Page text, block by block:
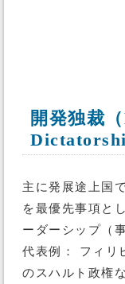
開発独裁
主に発展途上国
を最優先事項と
ーダーシップ（
代表例： フィリ
のスハルト政権な